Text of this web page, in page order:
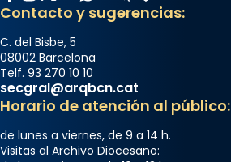
Contacto y sugerencias:
C. del Bisbe, 5
08002 Barcelona
Telf. 93 270 10 10
secgral@arqbcn.cat
Horario de atención al público:
de lunes a viernes, de 9 a 14 h.
Visitas al Archivo Diocesano: